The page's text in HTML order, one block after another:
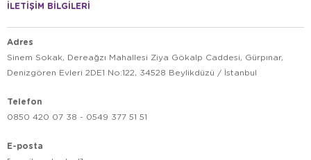
İLETİŞİM BİLGİLERİ
Adres
Sinem Sokak, Dereağzı Mahallesi Ziya Gökalp Caddesi, Gürpınar,
Denizgören Evleri 2DE1 No:122, 34528 Beylikdüzü / İstanbul
Telefon
0850 420 07 38 - 0549 377 51 51
E-posta